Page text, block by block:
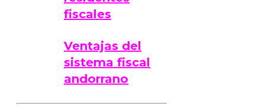
fiscales
Ventajas del
sistema fiscal
andorrano